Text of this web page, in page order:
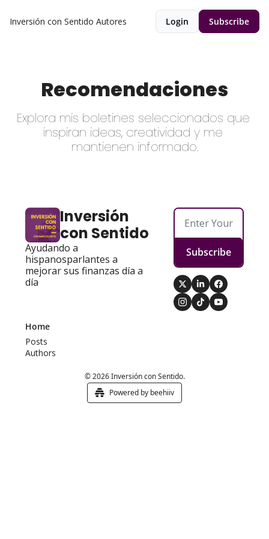
Inversión con Sentido Autores Login Subscribe
Recomendaciones
Explora mis boletines seleccionados que
inspiran ideas, creatividad y me
mantienen informado.
Inversión
con Sentido
Ayudando a
hispanosparlantes a
mejorar sus finanzas día a
día
Subscribe
Home
Posts
Authors
© 2026 Inversión con Sentido.
Powered by beehiiv